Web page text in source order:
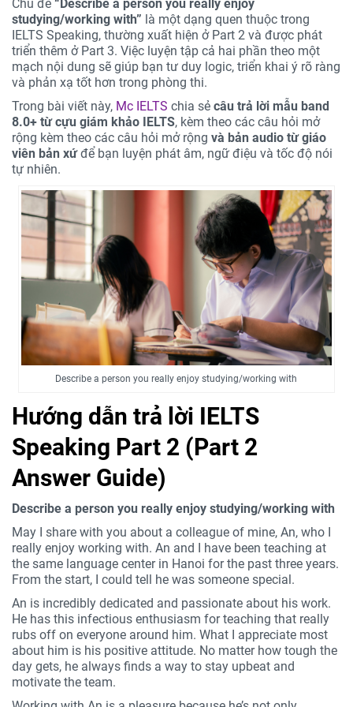
Chủ đề “Describe a person you really enjoy
studying/working with” là một dạng quen thuộc trong
IELTS Speaking, thường xuất hiện ở Part 2 và được phát
triển thêm ở Part 3. Việc luyện tập cả hai phần theo một
mạch nội dung sẽ giúp bạn tư duy logic, triển khai ý rõ ràng
và phản xạ tốt hơn trong phòng thi.
Trong bài viết này, Mc IELTS chia sẻ câu trả lời mẫu band
8.0+ từ cựu giám khảo IELTS, kèm theo các câu hỏi mở
rộng kèm theo các câu hỏi mở rộng và bản audio từ giáo
viên bản xứđể bạn luyện phát âm, ngữ điệu và tốc độ nói
tự nhiên.
Describe a person you really enjoy studying/working with
Hướng dẫn trả lời IELTS
Speaking Part 2 (Part 2
Answer Guide)
Describe a person you really enjoy studying/working with
May I share with you about a colleague of mine, An, who I
really enjoy working with. An and I have been teaching at
the same language center in Hanoi for the past three years.
From the start, I could tell he was someone special.
An is incredibly dedicated and passionate about his work.
He has this infectious enthusiasm for teaching that really
rubs off on everyone around him. What I appreciate most
about him is his positive attitude. No matter how tough the
day gets, he always finds a way to stay upbeat and
motivate the team.